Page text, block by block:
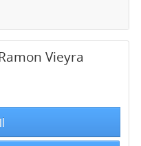
Vieyra